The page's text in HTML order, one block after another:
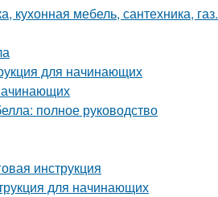
кухонная мебель, сантехника, газ.
для начинающих
полное руководство
инструкция
для начинающих